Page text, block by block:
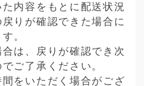
内容をもとに配送状況
りが確認できた場合に
。
は、戻りが確認でき次
ご了承ください。
をいただく場合がござ